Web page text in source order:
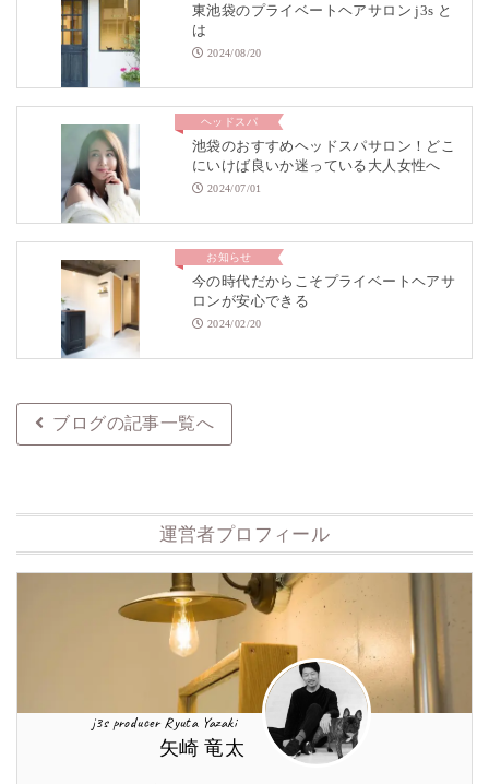
東池袋のプライベートヘアサロン j3s と
は
2024/08/20
ヘッドスパ
池袋のおすすめヘッドスパサロン！どこ
にいけば良いか迷っている大人女性へ
2024/07/01
お知らせ
今の時代だからこそプライベートヘアサ
ロンが安心できる
2024/02/20
ブログの記事一覧へ
運営者プロフィール
j3s producer Ryuta Yazaki
矢崎 竜太